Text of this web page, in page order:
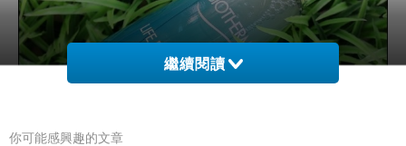
繼續閱讀
你可能感興趣的文章